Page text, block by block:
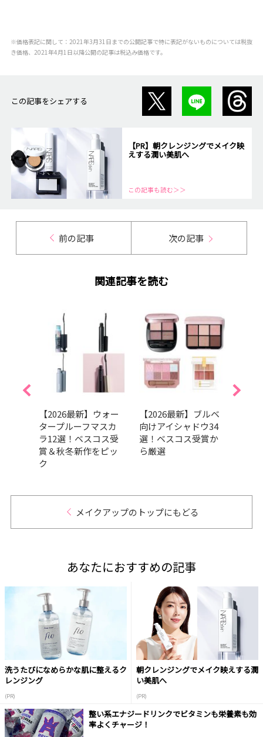
※価格表記に関して：2021年3月31日までの公開記事で特に表記がないものについては税抜
き価格、2021年4月1日以降公開の記事は税込み価格です。
この記事をシェアする
【PR】朝クレンジングでメイク映
えする潤い美肌へ
この記事も読む＞＞
前の記事 次の記事
関連記事を読む
【2026最新】ウォー
タープルーフマスカ
ラ12選！ベスコス受
賞＆秋冬新作をピッ
ク
【2026最新】ブルベ
向けアイシャドウ34
選！ベスコス受賞か
ら厳選
メイクアップのトップにもどる
あなたにおすすめの記事
洗うたびになめらかな肌に整えるク
レンジング
(PR)
朝クレンジングでメイク映えする潤
い美肌へ
(PR)
整い系エナジードリンクでビタミンも栄養素も効
率よくチャージ！